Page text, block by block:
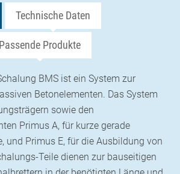
Technische Daten
Passende Produkte
BMS ist ein System zur
Betonelementen. Das System
sowie den
Primus A, für kurze gerade
und Primus E, für die Ausbildung von
Teile dienen zur bauseitigen